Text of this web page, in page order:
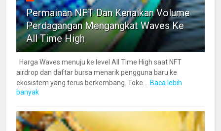
Permainan NFT Dan Kenaikan Volume
Perdagangan Mengangkat Waves Ke
All Time High
Harga Waves menuju ke level All Time High saat NFT
airdrop dan daftar bursa menarik pengguna baru ke
ekosistem yang terus berkembang. Toke...
Baca lebih
banyak